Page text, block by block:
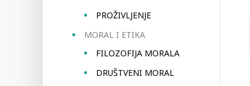
PROŽIVLJENJE
MORAL I ETIKA
FILOZOFIJA MORALA
DRUŠTVENI MORAL